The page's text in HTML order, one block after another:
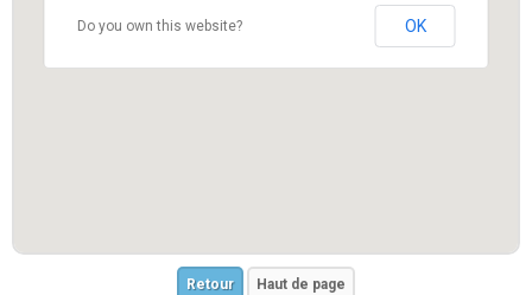
Do you own this website? OK
Retour Haut de page